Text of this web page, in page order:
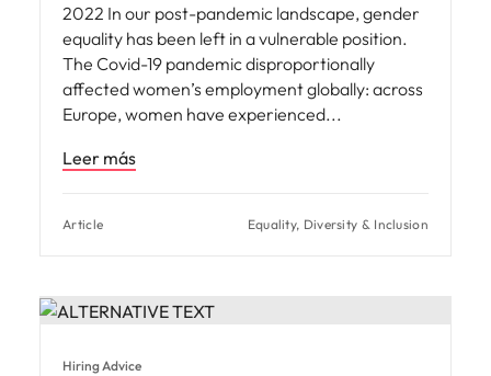
2022 In our post-pandemic landscape, gender
equality has been left in a vulnerable position.
The Covid-19 pandemic disproportionally
affected women’s employment globally: across
Europe, women have experienced
Leer más
Article Equality, Diversity & Inclusion
Hiring Advice